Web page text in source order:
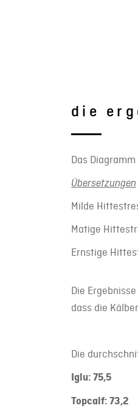
die
Das
Übersetzungen
Milde
Matige
Ernstige
Die
dass die
Die
Iglu: 75,5
Topcalf: 73,2